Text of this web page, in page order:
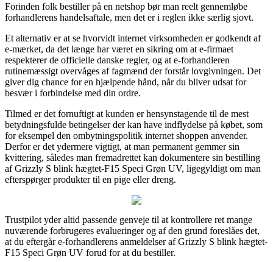
Forinden folk bestiller på en netshop bør man reelt gennemløbe
forhandlerens handelsaftale, men det er i reglen ikke særlig sjovt.
Et alternativ er at se hvorvidt internet virksomheden er godkendt af
e-mærket, da det længe har været en sikring om at e-firmaet
respekterer de officielle danske regler, og at e-forhandleren
rutinemæssigt overvåges af fagmænd der forstår lovgivningen. Det
giver dig chance for en hjælpende hånd, når du bliver udsat for
besvær i forbindelse med din ordre.
Tilmed er det fornuftigt at kunden er hensynstagende til de mest
betydningsfulde betingelser der kan have indflydelse på købet, som
for eksempel den ombytningspolitik internet shoppen anvender.
Derfor er det ydermere vigtigt, at man permanent gemmer sin
kvittering, således man fremadrettet kan dokumentere sin bestilling
af Grizzly S blink hægtet-F15 Speci Grøn UV, ligegyldigt om man
efterspørger produkter til en pige eller dreng.
Trustpilot yder altid passende genveje til at kontrollere ret mange
nuværende forbrugeres evalueringer og af den grund foreslåes det,
at du eftergår e-forhandlerens anmeldelser af Grizzly S blink hægtet-
F15 Speci Grøn UV forud for at du bestiller.